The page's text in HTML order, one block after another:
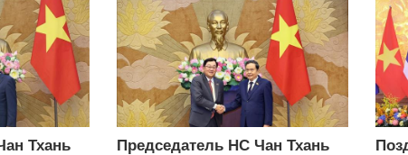
Тхань
Председатель НС Чан Тхань